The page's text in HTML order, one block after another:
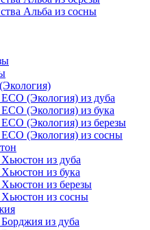
Альба из сосны
(Экология) из дуба
(Экология) из бука
(Экология) из березы
(Экология) из сосны
из дуба
из бука
из березы
из сосны
из дуба